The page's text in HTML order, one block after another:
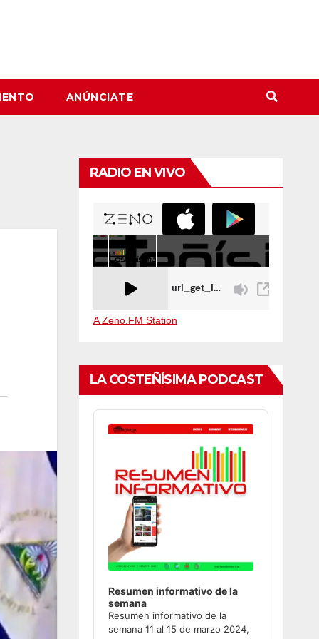
ANÚNCIATE
RADIO EN VIVO
A Zeno.FM Station
LA COSTEÑÍSIMA PODCAST
Audio
Player
Resumen informativo de la
semana
Resumen informativo de la
semana 11 al 15 de marzo 2024,